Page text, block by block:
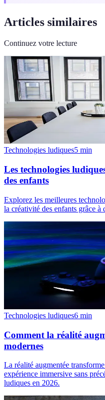
Articles similaires
Continuez votre lecture
Technologies ludiques5 min
Les technologies
des enfants
Explorez les meilleures
la créativité des enfants grâce
Technologies ludiques6 min
Comment la réalité
modernes
La réalité augmentée
expérience immersive sans
ludiques en 2026.